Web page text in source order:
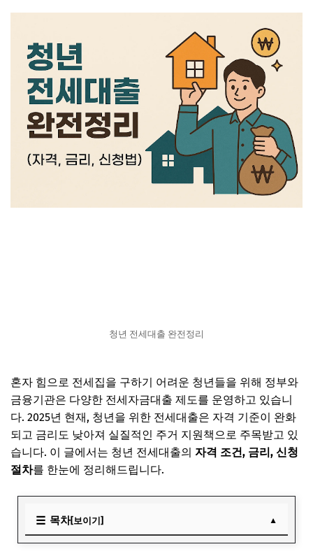
청년 전세대출 완전정리
혼자 힘으로 전세집을 구하기 어려운 청년들을 위해 정부와
금융기관은 다양한 전세자금대출 제도를 운영하고 있습니
다. 2025년 현재, 청년을 위한 전세대출은 자격 기준이 완화
되고 금리도 낮아져 실질적인 주거 지원책으로 주목받고 있
습니다. 이 글에서는 청년 전세대출의 자격 조건, 금리, 신청
절차를 한눈에 정리해드립니다.
목차[보이기]